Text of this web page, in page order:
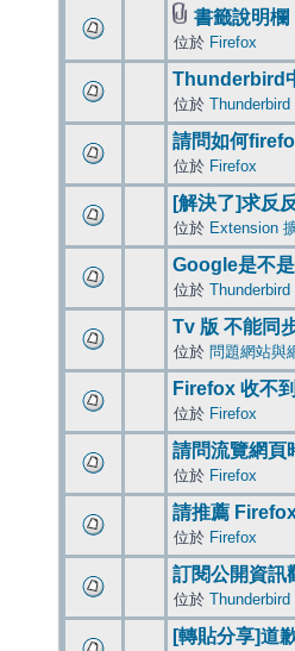
書籤說明欄
位於 Firefox
Thunderbird
位於 Thunderbird
請問如何
位於 Firefox
[解決了]求反
位於 Extension
Google是不
位於 Thunderbird
Tv 版 不能同
位於 問題網站與
Firefox 收不
位於 Firefox
請問流覽網頁
位於 Firefox
請推薦
位於 Firefox
訂閱公開資訊
位於 Thunderbird
[轉貼分享]道